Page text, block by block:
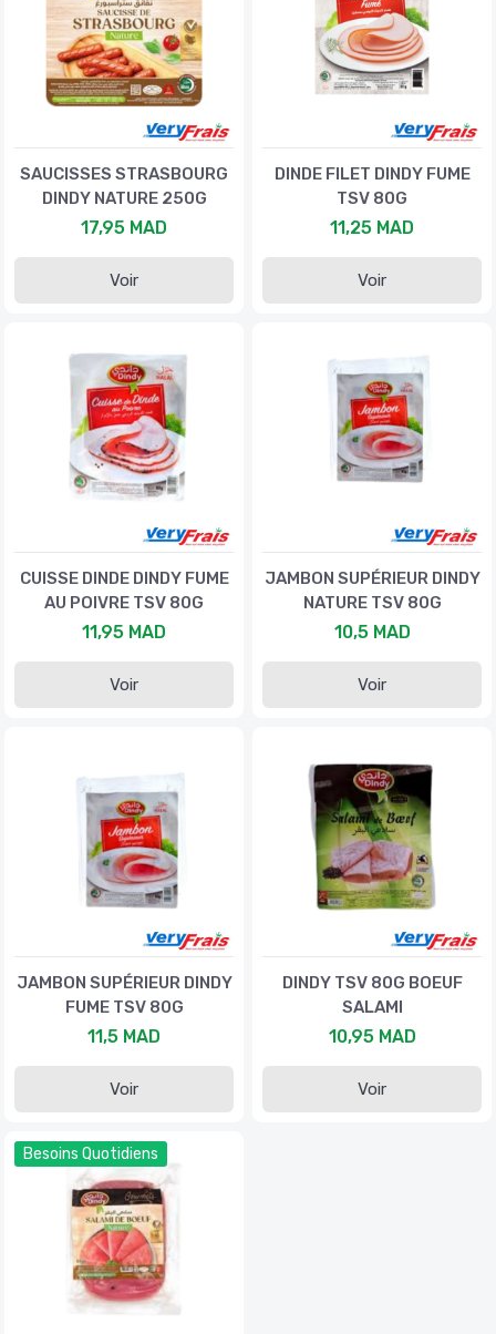
SAUCISSES STRASBOURG
DINDY NATURE 250G
17,95 MAD
Voir
DINDE FILET DINDY FUME
TSV 80G
11,25 MAD
Voir
CUISSE DINDE DINDY FUME
AU POIVRE TSV 80G
11,95 MAD
Voir
JAMBON SUPÉRIEUR DINDY
NATURE TSV 80G
10,5 MAD
Voir
JAMBON SUPÉRIEUR DINDY
FUME TSV 80G
11,5 MAD
Voir
DINDY TSV 80G BOEUF
SALAMI
10,95 MAD
Voir
Besoins Quotidiens